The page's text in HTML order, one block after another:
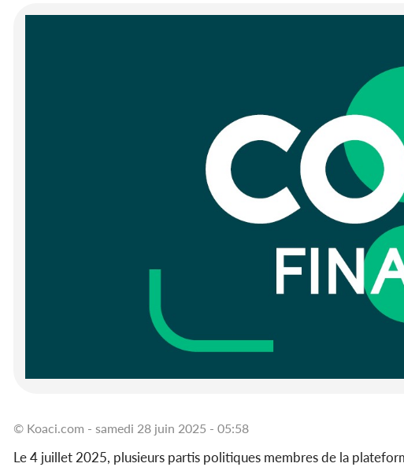
© Koaci.com - samedi 28 juin 2025 - 05:58
Le 4 juillet 2025, plusieurs partis politiques membres de la